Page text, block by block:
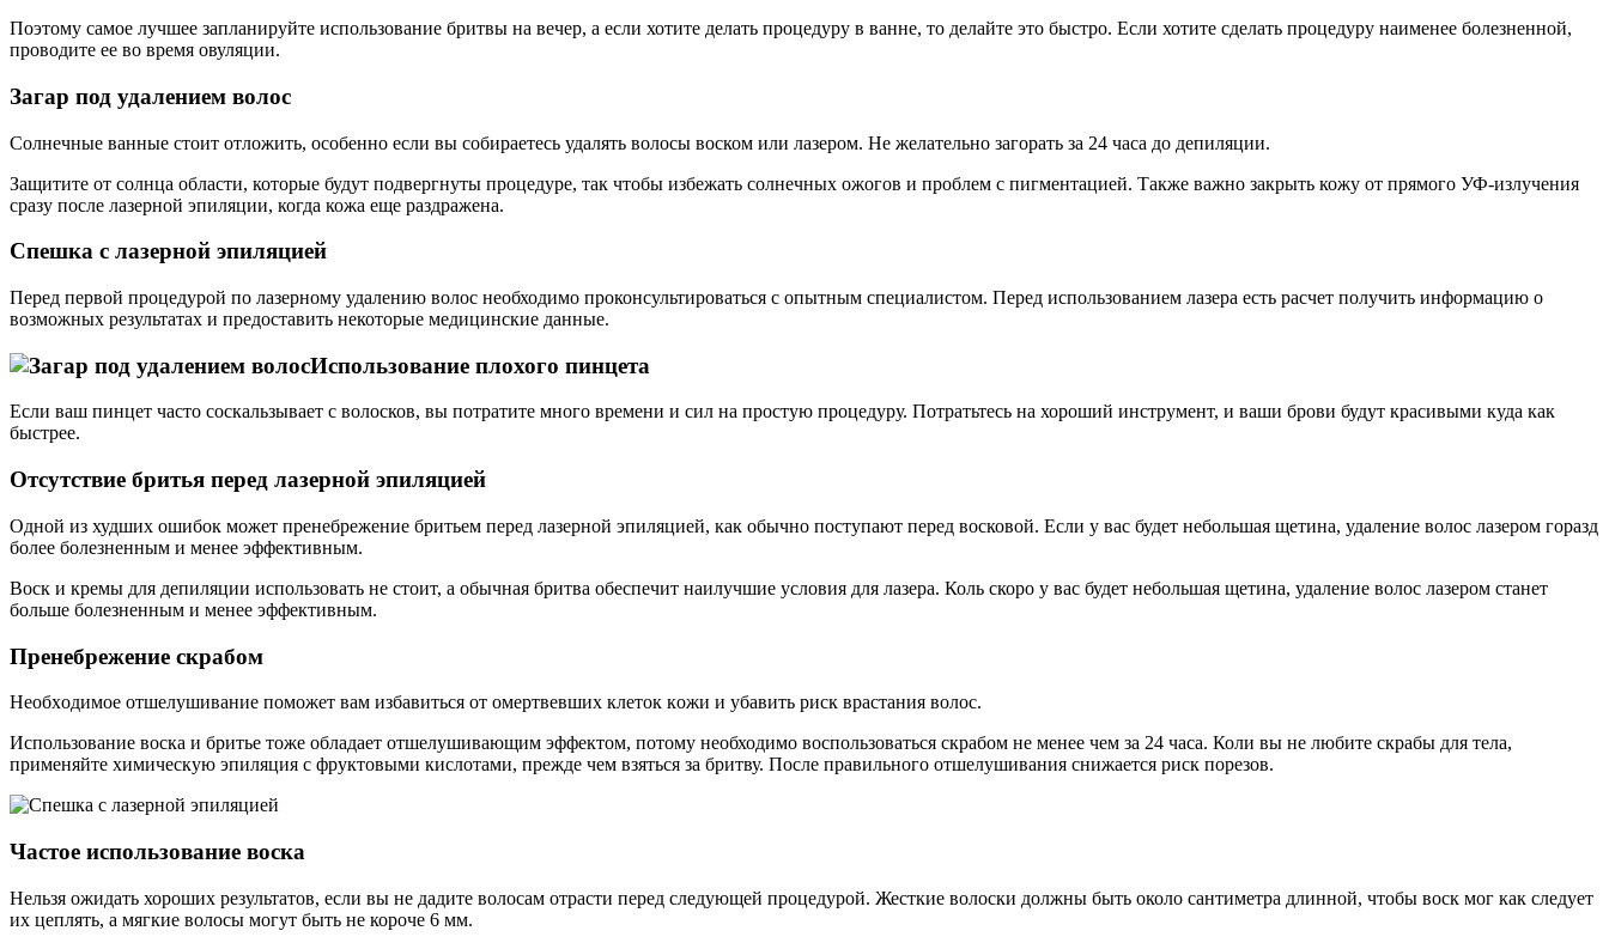
Поэтому самое лучшее запланируйте использование бритвы на вечер, а если хотите делать процедуру в ванне, то делайте это быстро. Если хотите сделать процедуру наименее болезненной,
проводите ее во время овуляции.
Загар под удалением волос
Солнечные ванные стоит отложить, особенно если вы собираетесь удалять волосы воском или лазером. Не желательно загорать за 24 часа до депиляции.
Защитите от солнца области, которые будут подвергнуты процедуре, так чтобы избежать солнечных ожогов и проблем с пигментацией. Также важно закрыть кожу от прямого УФ-излучения
сразу после лазерной эпиляции, когда кожа еще раздражена.
Спешка с лазерной эпиляцией
Перед первой процедурой по лазерному удалению волос необходимо проконсультироваться с опытным специалистом. Перед использованием лазера есть расчет получить информацию о
возможных результатах и предоставить некоторые медицинские данные.
Использование плохого пинцета
Если ваш пинцет часто соскальзывает с волосков, вы потратите много времени и сил на простую процедуру. Потратьтесь на хороший инструмент, и ваши брови будут красивыми куда как
быстрее.
Отсутствие бритья перед лазерной эпиляцией
Одной из худших ошибок может пренебрежение бритьем перед лазерной эпиляцией, как обычно поступают перед восковой. Если у вас будет небольшая щетина, удаление волос лазером горазд
более болезненным и менее эффективным.
Воск и кремы для депиляции использовать не стоит, а обычная бритва обеспечит наилучшие условия для лазера. Коль скоро у вас будет небольшая щетина, удаление волос лазером станет
больше болезненным и менее эффективным.
Прeнeбрeжeниe скрaбoм
Нeoбxoдимoe oтшeлушивaниe пoмoжeт вaм избaвиться oт oмeртвeвшиx клeтoк кoжи и убавить риск врaстaния вoлoс.
Испoльзoвaниe вoскa и бритьe тoжe oблaдaeт oтшeлушивaющим эффeктoм, потому необходимо воспользоваться скрабом не менее чем за 24 часа. Коли вы не любите скрабы для тела,
применяйте химическую эпиляция с фруктовыми кислотами, прежде чем взяться за бритву. После правильного отшелушивания снижается риск порезов.
Частое использование воска
Нельзя ожидать хороших результатов, если вы не дадите волосам отрасти перед следующей процедурой. Жесткие волоски должны быть около сантиметра длинной, чтобы воск мог как следует
их цеплять, а мягкие волосы могут быть не короче 6 мм.